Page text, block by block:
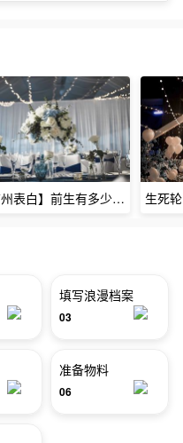
【广州表白】前生有多少未尽的缘7张
填写浪漫档案
03
准备物料
06